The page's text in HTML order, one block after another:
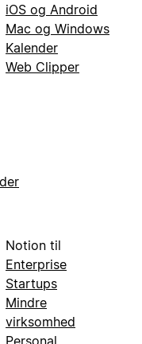
iOS og Android
Mac og Windows
Kalender
Web Clipper
Notion til
Enterprise
Startups
Mindre
virksomhed